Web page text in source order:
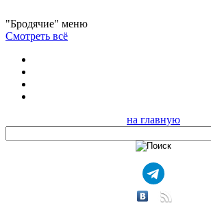
"Бродячие" меню
Смотреть всё
на главную